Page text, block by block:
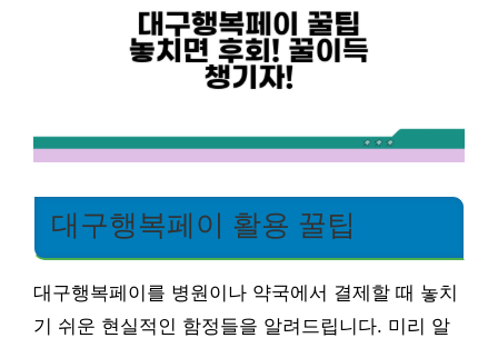
대구행복페이 활용 꿀팁
대구행복페이를 병원이나 약국에서 결제할 때 놓치
기 쉬운 현실적인 함정들을 알려드립니다. 미리 알